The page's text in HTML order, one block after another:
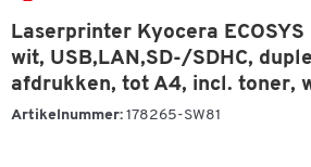
Laserprinter Kyocera
wit, USB,LAN,SD-/SDHC,
afdrukken, tot A4, incl. toner,
Artikelnummer: 178265-SW81